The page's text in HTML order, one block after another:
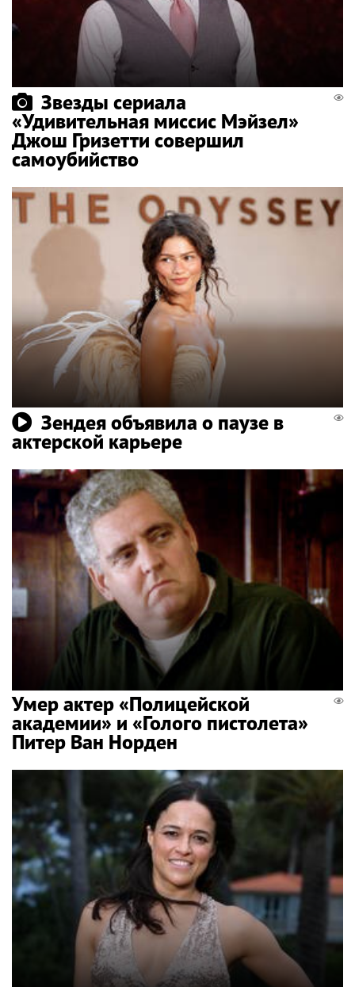
Звезды сериала
«Удивительная миссис Мэйзел»
Джош Гризетти совершил
самоубийство
Зендея объявила о паузе в
актерской карьере
Умер актер «Полицейской
академии» и «Голого пистолета»
Питер Ван Норден